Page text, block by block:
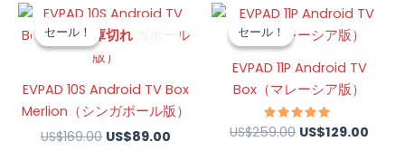
セール！在庫切れ
セール！
EVPAD 10S Android TV Box
Merlion（シンガポール版）
US$169.00
元
の
価
格
US$169.00
で
た。
US$89.00
現
在
の
は
US$89.00
で
セール！
セール！
EVPAD 11P Android TV
Box（マレーシア版）
5段階中
4.88
US$259.00
元
格
は
US$259.00
で
し
た。
US$129.00
現